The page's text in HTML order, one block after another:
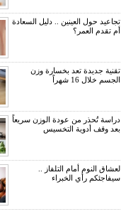
تجاعيد حول العينين .. دليل السعادة
أم تقدم العمر؟
تقنية جديدة تعد بخسارة وزن
الجسم خلال 16 شهراً
دراسة تُحذر من عودة الوزن سريعاً
بعد وقف أدوية التخسيس
لعشاق النوم أمام التلفاز ..
سيفاجئكم رأي الخبراء